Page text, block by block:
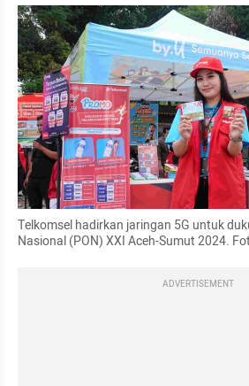
Telkomsel hadirkan jaringan 5G untuk
Nasional (PON) XXI Aceh-Sumut 2024.
ADVERTISEMENT